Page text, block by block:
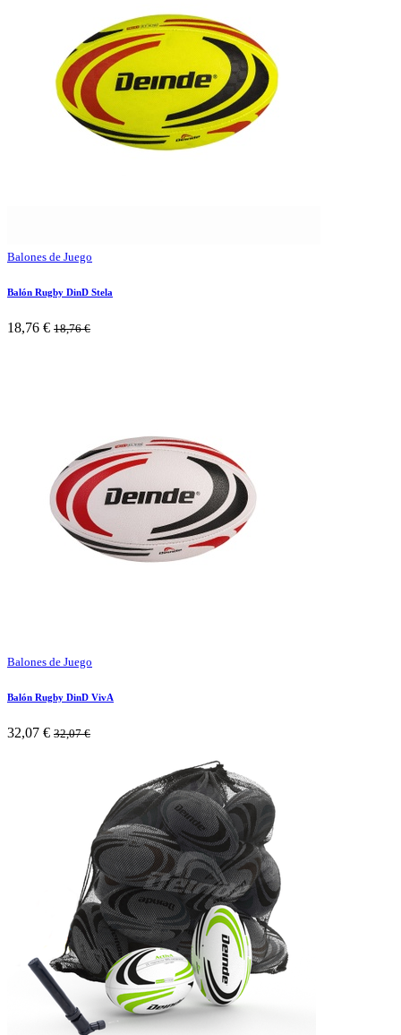
Balones de Juego
Balón Rugby DinD Stela
18,76 € 18,76€
Balones de Juego
Balón Rugby DinD VivA
32,07 € 32,07€